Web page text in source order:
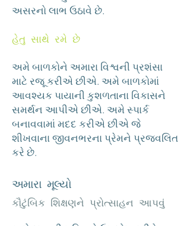
અસરનો લાભ ઉઠાવે છે.
હેતુ સાથે રમે છે
અમે બાળકોને અમારા વિશ્વની પ્રશંસા
માટે રજૂ કરીએ છીએ. અમે બાળકોમાં
આવશ્યક પાયાની કુશળતાના વિકાસને
સમર્થન આપીએ છીએ. અમે સ્પાર્ક
બનાવવામાં મદદ કરીએ છીએ જે
શીખવાના જીવનભરના પ્રેમને પ્રજ્વલિત
કરે છે.
અમારા મૂલ્યો
કૌટુંબિક શિક્ષણને પ્રોત્સાહન આપવું